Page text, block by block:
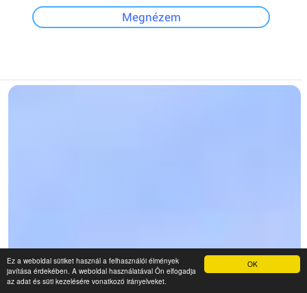
OK
Ez a weboldal sütiket használ a felhasználói élmények
javítása érdekében. A weboldal használatával Ön elfogadja
az adat és süti kezelésére vonatkozó irányelveket.
Megnézem